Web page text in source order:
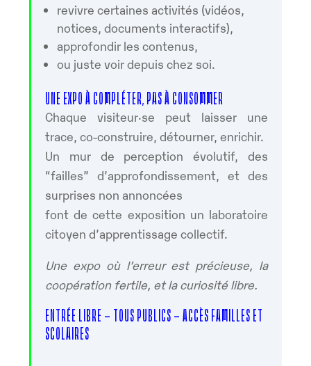
revivre certaines activités (vidéos,
notices, documents interactifs),
approfondir les contenus,
ou juste voir depuis chez soi.
UNE EXPO À COMPLÉTER, PAS À CONSOMMER
Chaque visiteur·se peut laisser une
trace, co-construire, détourner, enrichir.
Un mur de perception évolutif, des
“failles” d’approfondissement, et des
surprises non annoncées
font de cette exposition un laboratoire
citoyen d’apprentissage collectif.
Une expo où l’erreur est précieuse, la
coopération fertile, et la curiosité libre.
ENTRÉE LIBRE – TOUS PUBLICS – ACCÈS FAMILLES ET
SCOLAIRES